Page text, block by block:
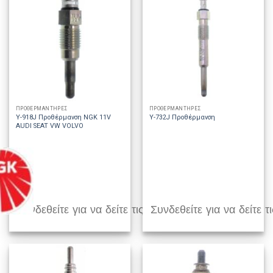
ΠΡΟΘΕΡΜΑΝΤΗΡΕΣ
Y-918J Προθέρμανση NGK 11V
AUDI SEAT VW VOLVO
Συνδεθείτε για να δείτε τις τιμές
ΠΡΟΘΕΡΜΑΝΤΗΡΕΣ
Y-732J Προθέρμανση
Συνδεθείτε για να δείτε